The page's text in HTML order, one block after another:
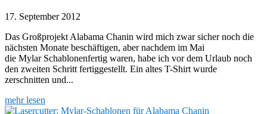
17. September 2012
Das Großprojekt Alabama Chanin wird mich zwar sicher noch die
nächsten Monate beschäftigen, aber nachdem im Mai
die Mylar Schablonenfertig waren, habe ich vor dem Urlaub noch
den zweiten Schritt fertiggestellt. Ein altes T-Shirt wurde
zerschnitten und...
mehr lesen